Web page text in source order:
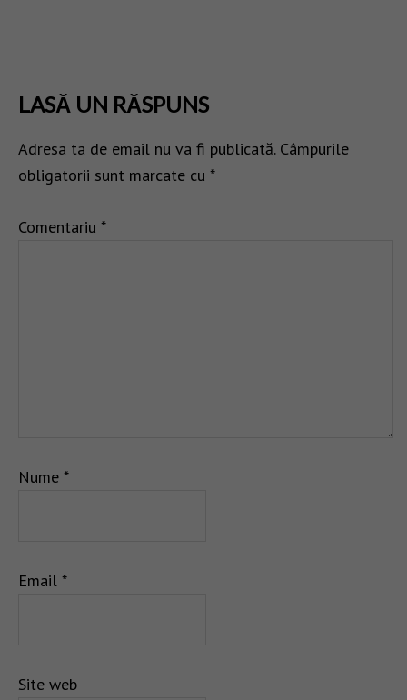
LASĂ UN RĂSPUNS
Adresa ta de email nu va fi publicată. Câmpurile
obligatorii sunt marcate cu *
Comentariu *
Nume *
Email *
Site web